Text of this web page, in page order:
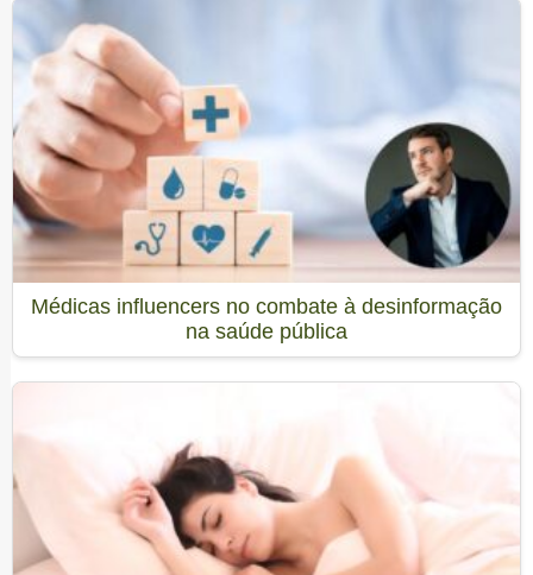
Médicas influencers no combate à desinformação
na saúde pública